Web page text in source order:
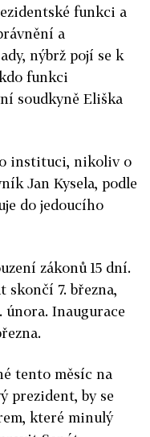
funkci a
a
nýbrž pojí se k
funkci
soudkyně Eliška
instituci, nikoliv o
Jan Kysela, podle
do jedoucího
zákonů 15 dní.
skončí 7. března,
února. Inaugurace
tento měsíc na
prezident, by se
které minulý